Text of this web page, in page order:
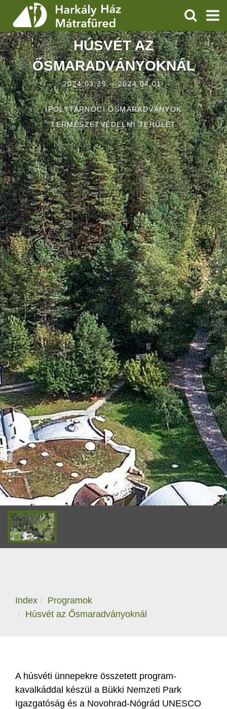
SZOLGÁLTATÁSOK
PROGRAMOK
HÍREK
RÓLUNK
ÁRAK, NYITVATARTÁS
KERESÉS
HÚSVÉT AZ
ŐSMARADVÁNYOKNÁL
2024.03.29. - 2024.04.01.
IPOLYTARNÓCI ŐSMARADVÁNYOK
TERMÉSZETVÉDELMI TERÜLET
Index
Programok
Húsvét az Ősmaradványoknál
A húsvéti ünnepekre összetett program-
kavalkáddal készül a Bükki Nemzeti Park
Igazgatóság és a Novohrad-Nógrád UNESCO